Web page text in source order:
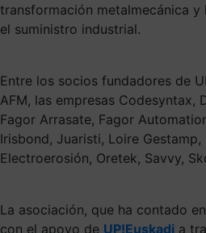
transformación metalmecánica y
el suministro industrial.
Entre los socios fundadores de
AFM, las empresas Codesyntax,
Fagor Arrasate, Fagor
Irisbond, Juaristi, Loire Gestamp,
Electroerosión, Oretek, Savvy,
La asociación, que ha contado
con el apoyo de UP!Euskadi a